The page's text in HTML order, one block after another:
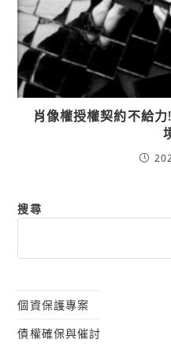
肖像權授權契約不給
搜尋
個資保護專案
債權確保與催討